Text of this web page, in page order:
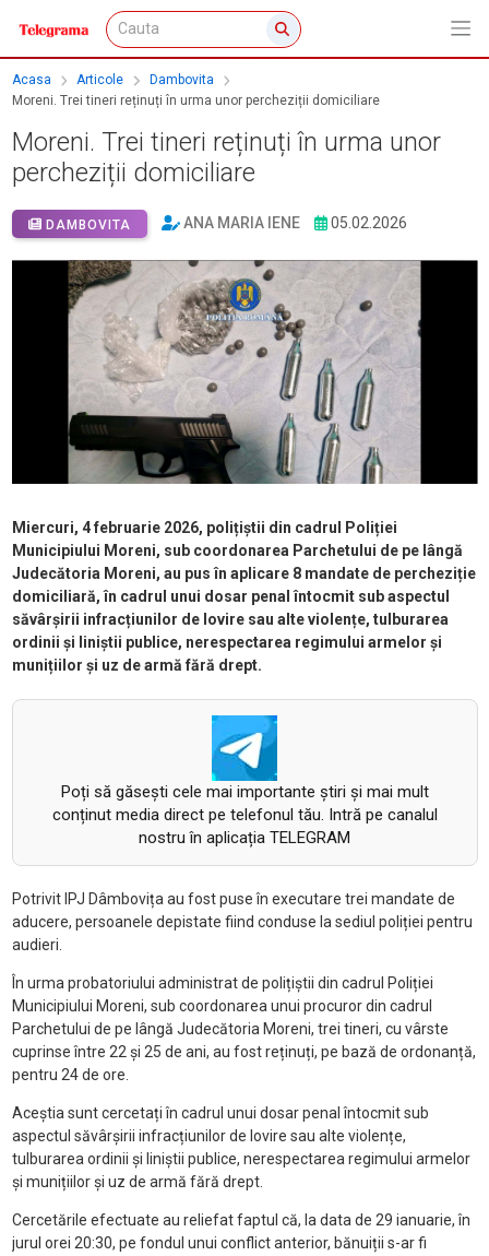
Acasa Articole
Dambovita
Moreni. Trei tineri reținuți în urma unor percheziții domiciliare
Moreni. Trei tineri reținuți în urma unor
percheziții domiciliare
DAMBOVITA ANA MARIA IENE 05.02.2026
Miercuri, 4 februarie 2026, polițiștii din cadrul Poliției
Municipiului Moreni, sub coordonarea Parchetului de pe lângă
Judecătoria Moreni, au pus în aplicare 8 mandate de percheziție
domiciliară, în cadrul unui dosar penal întocmit sub aspectul
săvârșirii infracțiunilor de lovire sau alte violențe, tulburarea
ordinii și liniștii publice, nerespectarea regimului armelor și
munițiilor și uz de armă fără drept.
Poți să găsești cele mai importante știri și mai mult
conținut media direct pe telefonul tău. Intră pe canalul
nostru în aplicația TELEGRAM
Potrivit IPJ Dâmbovița au fost puse în executare trei mandate de
aducere, persoanele depistate fiind conduse la sediul poliției pentru
audieri.
În urma probatoriului administrat de polițiștii din cadrul Poliției
Municipiului Moreni, sub coordonarea unui procuror din cadrul
Parchetului de pe lângă Judecătoria Moreni, trei tineri, cu vârste
cuprinse între 22 și 25 de ani, au fost reținuți, pe bază de ordonanță,
pentru 24 de ore.
Aceștia sunt cercetați în cadrul unui dosar penal întocmit sub
aspectul săvârșirii infracțiunilor de lovire sau alte violențe,
tulburarea ordinii și liniștii publice, nerespectarea regimului armelor
și munițiilor și uz de armă fără drept.
Cercetările efectuate au reliefat faptul că, la data de 29 ianuarie, în
jurul orei 20:30, pe fondul unui conflict anterior, bănuiții s-ar fi